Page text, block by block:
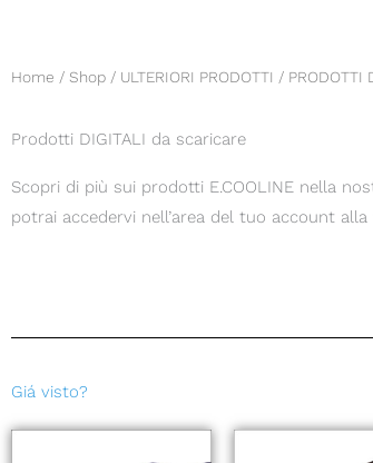
Home / Shop / ULTERIORI PRODOTTI / PRODOTTI
Prodotti DIGITALI da scaricare
Scopri di più sui prodotti E.COOLINE nella
potrai accedervi nell’area del tuo account alla
Giá visto?